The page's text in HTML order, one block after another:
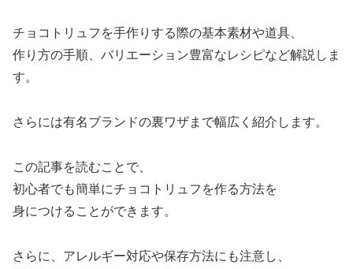
チョコトリュフを手作りする際の基本素材や道具、
作り方の手順、バリエーション豊富なレシピなど解説しま
す。
さらには有名ブランドの裏ワザまで幅広く紹介します。
この記事を読むことで、
初心者でも簡単にチョコトリュフを作る方法を
身につけることができます。
さらに、アレルギー対応や保存方法にも注意し、